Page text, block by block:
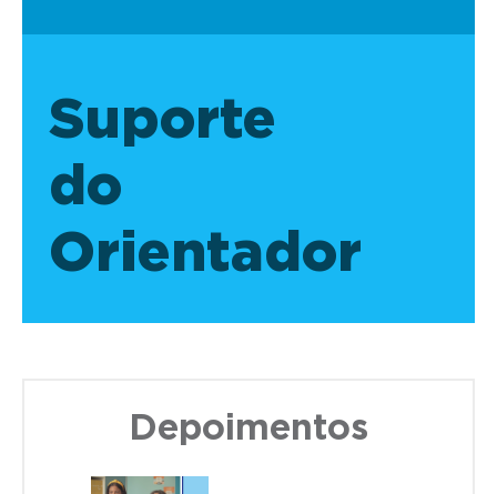
Suporte
do
Orientador
Depoimentos